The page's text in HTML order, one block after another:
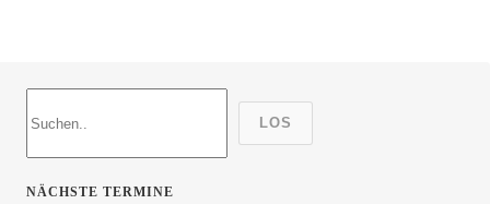
LOS
NÄCHSTE TERMINE